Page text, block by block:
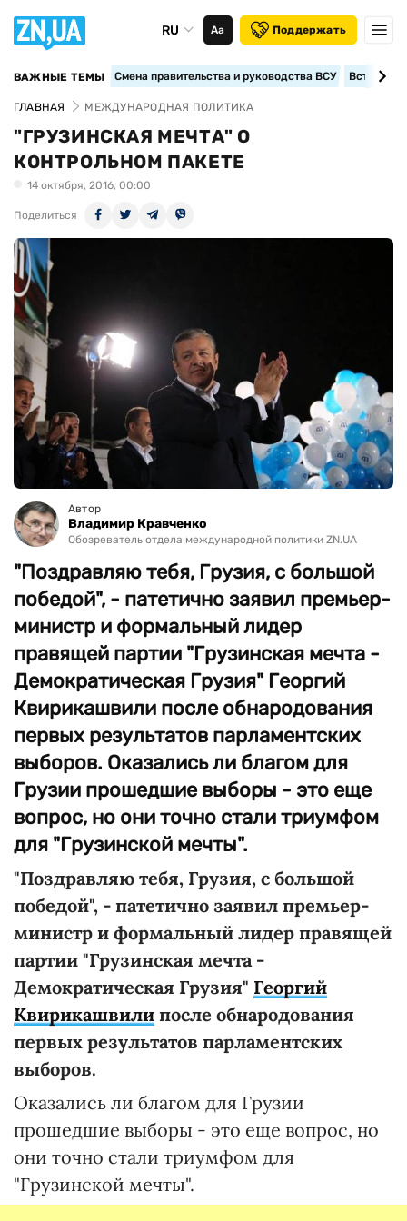
RU Аа Поддержать
ВАЖНЫЕ ТЕМЫ Смена правительства и руководства ВСУ
ГЛАВНАЯ МЕЖДУНАРОДНАЯ ПОЛИТИКА
"ГРУЗИНСКАЯ МЕЧТА" О
КОНТРОЛЬНОМ ПАКЕТЕ
14 октября, 2016, 00:00
Поделиться
Автор
Владимир Кравченко
Обозреватель отдела международной политики ZN.UA
"Поздравляю тебя, Грузия, с большой
победой", - патетично заявил премьер-
министр и формальный лидер
правящей партии "Грузинская мечта -
Демократическая Грузия" Георгий
Квирикашвили после обнародования
первых результатов парламентских
выборов. Оказались ли благом для
Грузии прошедшие выборы - это еще
вопрос, но они точно стали триумфом
для "Грузинской мечты".
"Поздравляю тебя, Грузия, с большой
победой", - патетично заявил премьер-
министр и формальный лидер правящей
партии "Грузинская мечта -
Демократическая Грузия" Георгий
Квирикашвили после обнародования
первых результатов парламентских
выборов.
Оказались ли благом для Грузии
прошедшие выборы - это еще вопрос, но
они точно стали триумфом для
"Грузинской мечты".